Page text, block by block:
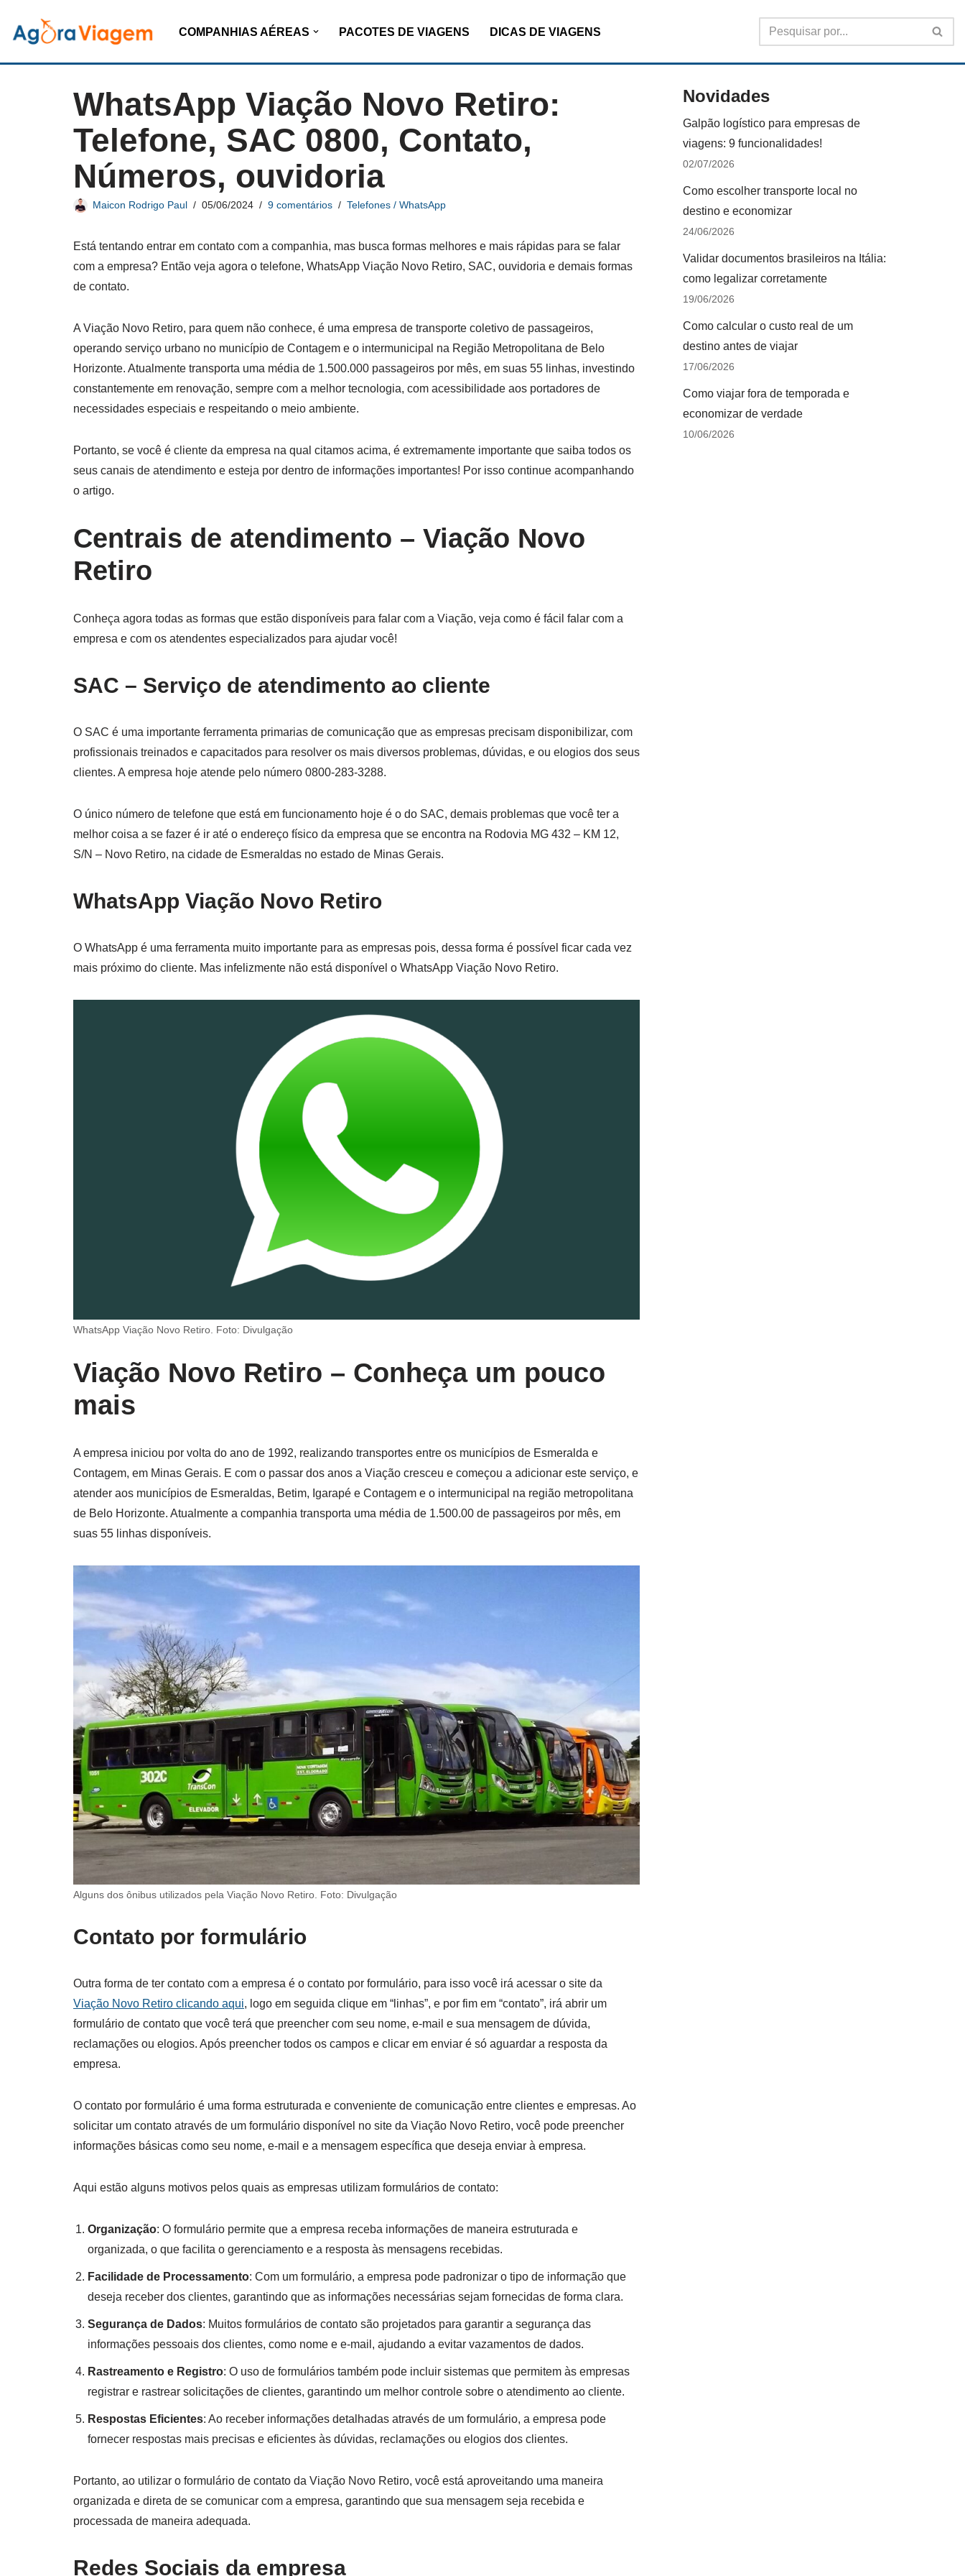
Pular
para
COMPANHIAS AÉREAS PACOTES DE VIAGENS DICAS DE VIAGENS
WhatsApp Viação Novo Retiro:
Telefone, SAC 0800, Contato,
Números, ouvidoria
Maicon Rodrigo Paul 05/06/2024 9 comentários Telefones / WhatsApp
Está tentando entrar em contato com a companhia, mas busca formas melhores e mais rápidas para se falar
com a empresa? Então veja agora o telefone, WhatsApp Viação Novo Retiro, SAC, ouvidoria e demais formas
de contato.
A Viação Novo Retiro, para quem não conhece, é uma empresa de transporte coletivo de passageiros,
operando serviço urbano no município de Contagem e o intermunicipal na Região Metropolitana de Belo
Horizonte. Atualmente transporta uma média de 1.500.000 passageiros por mês, em suas 55 linhas, investindo
constantemente em renovação, sempre com a melhor tecnologia, com acessibilidade aos portadores de
necessidades especiais e respeitando o meio ambiente.
Portanto, se você é cliente da empresa na qual citamos acima, é extremamente importante que saiba todos os
seus canais de atendimento e esteja por dentro de informações importantes! Por isso continue acompanhando
o artigo.
Centrais de atendimento – Viação Novo
Retiro
Conheça agora todas as formas que estão disponíveis para falar com a Viação, veja como é fácil falar com a
empresa e com os atendentes especializados para ajudar você!
SAC – Serviço de atendimento ao cliente
O SAC é uma importante ferramenta primarias de comunicação que as empresas precisam disponibilizar, com
profissionais treinados e capacitados para resolver os mais diversos problemas, dúvidas, e ou elogios dos seus
clientes. A empresa hoje atende pelo número 0800-283-3288.
O único número de telefone que está em funcionamento hoje é o do SAC, demais problemas que você ter a
melhor coisa a se fazer é ir até o endereço físico da empresa que se encontra na Rodovia MG 432 – KM 12,
S/N – Novo Retiro, na cidade de Esmeraldas no estado de Minas Gerais.
WhatsApp Viação Novo Retiro
O WhatsApp é uma ferramenta muito importante para as empresas pois, dessa forma é possível ficar cada vez
mais próximo do cliente. Mas infelizmente não está disponível o WhatsApp Viação Novo Retiro.
WhatsApp Viação Novo Retiro. Foto: Divulgação
Viação Novo Retiro – Conheça um pouco
mais
A empresa iniciou por volta do ano de 1992, realizando transportes entre os municípios de Esmeralda e
Contagem, em Minas Gerais. E com o passar dos anos a Viação cresceu e começou a adicionar este serviço, e
atender aos municípios de Esmeraldas, Betim, Igarapé e Contagem e o intermunicipal na região metropolitana
de Belo Horizonte. Atualmente a companhia transporta uma média de 1.500.00 de passageiros por mês, em
suas 55 linhas disponíveis.
Alguns dos ônibus utilizados pela Viação Novo Retiro. Foto: Divulgação
Contato por formulário
Outra forma de ter contato com a empresa é o contato por formulário, para isso você irá acessar o site da
Viação Novo Retiro clicando aqui, logo em seguida clique em “linhas”, e por fim em “contato”, irá abrir um
formulário de contato que você terá que preencher com seu nome, e-mail e sua mensagem de dúvida,
reclamações ou elogios. Após preencher todos os campos e clicar em enviar é só aguardar a resposta da
empresa.
O contato por formulário é uma forma estruturada e conveniente de comunicação entre clientes e empresas. Ao
solicitar um contato através de um formulário disponível no site da Viação Novo Retiro, você pode preencher
informações básicas como seu nome, e-mail e a mensagem específica que deseja enviar à empresa.
Aqui estão alguns motivos pelos quais as empresas utilizam formulários de contato:
Organização: O formulário permite que a empresa receba informações de maneira estruturada e
organizada, o que facilita o gerenciamento e a resposta às mensagens recebidas.
Facilidade de Processamento: Com um formulário, a empresa pode padronizar o tipo de informação que
deseja receber dos clientes, garantindo que as informações necessárias sejam fornecidas de forma clara.
Segurança de Dados: Muitos formulários de contato são projetados para garantir a segurança das
informações pessoais dos clientes, como nome e e-mail, ajudando a evitar vazamentos de dados.
Rastreamento e Registro: O uso de formulários também pode incluir sistemas que permitem às empresas
registrar e rastrear solicitações de clientes, garantindo um melhor controle sobre o atendimento ao cliente.
Respostas Eficientes: Ao receber informações detalhadas através de um formulário, a empresa pode
fornecer respostas mais precisas e eficientes às dúvidas, reclamações ou elogios dos clientes.
Portanto, ao utilizar o formulário de contato da Viação Novo Retiro, você está aproveitando uma maneira
organizada e direta de se comunicar com a empresa, garantindo que sua mensagem seja recebida e
processada de maneira adequada.
Redes Sociais da empresa
Novidades
Galpão logístico para empresas de
viagens: 9 funcionalidades!
02/07/2026
Como escolher transporte local no
destino e economizar
24/06/2026
Validar documentos brasileiros na Itália:
como legalizar corretamente
19/06/2026
Como calcular o custo real de um
destino antes de viajar
17/06/2026
Como viajar fora de temporada e
economizar de verdade
10/06/2026